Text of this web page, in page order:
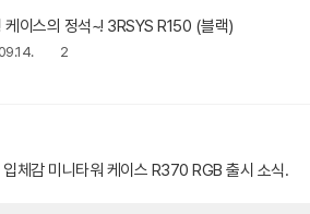
케이스의 정석~! 3RSYS R150 (블랙)
2
체감 미니타워 케이스 R370 RGB 출시 소식.